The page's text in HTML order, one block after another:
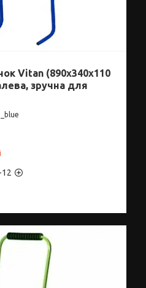
Vitan (890x340x110
зручна для
12